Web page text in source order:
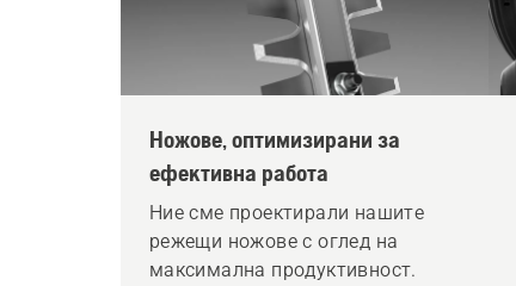
Ножове, оптимизирани за
ефективна работа
Ние сме проектирали нашите
режещи ножове с оглед на
максимална продуктивност.